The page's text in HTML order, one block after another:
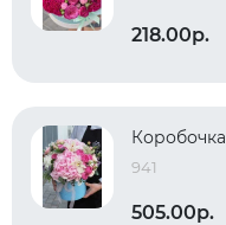
218.00р.
941
505.00р.